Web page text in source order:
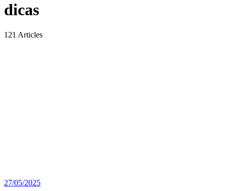
dicas
121 Articles
27/05/2025